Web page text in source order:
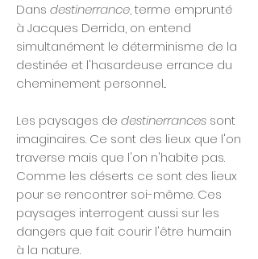
Dans destinerrance, terme emprunté
à Jacques Derrida, on entend
simultanément le déterminisme de la
destinée et l'hasardeuse errance du
cheminement personnel...
Les paysages de destinerrances sont
imaginaires. Ce sont des lieux que l'on
traverse mais que l'on n'habite pas.
Comme les déserts ce sont des lieux
pour se rencontrer soi-même. Ces
paysages interrogent aussi sur les
dangers que fait courir l'être humain
à la nature.